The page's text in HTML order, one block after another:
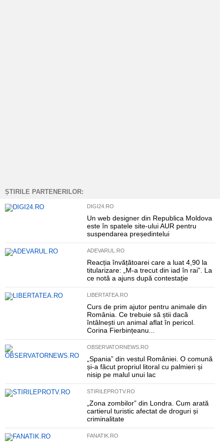
ȘTIRILE PARTENERILOR:
DIGI24.RO
Un web designer din Republica Moldova
este în spatele site-ului AUR pentru
suspendarea președintelui
ADEVARUL.RO
Reacția învățătoarei care a luat 4,90 la
titularizare: „M-a trecut din iad în rai”. La
ce notă a ajuns după contestație
LIBERTATEA.RO
Curs de prim ajutor pentru animale din
România. Ce trebuie să știi dacă
întâlnești un animal aflat în pericol.
Corina Fierbințeanu...
OBSERVATORNEWS.RO
„Spania” din vestul României. O comună
și-a făcut propriul litoral cu palmieri și
nisip pe malul unui lac
STIRILEPROTV.RO
„Zona zombilor” din Londra. Cum arată
cartierul turistic afectat de droguri și
criminalitate
FANATIK.RO